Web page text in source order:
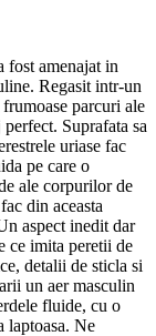
fost amenajat in
Regasit intr-un
parcuri ale
Suprafata sa
uriase fac
pe care o
ale corpurilor de
din aceasta
aspect inedit dar
ce imita peretii de
detalii de sticla si
un aer masculin
fluide, cu o
laptoasa. Ne